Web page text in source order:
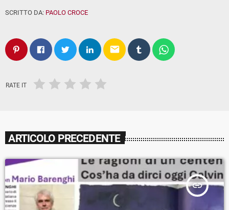
SCRITTO DA: PAOLO CROCE
email
RATE IT
ARTICOLO PRECEDENTE
insert_link